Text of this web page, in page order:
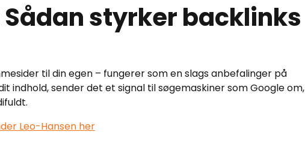
styrker backlinks
til din egen – fungerer som en slags anbefalinger på
indhold, sender det et signal til søgemaskiner som Google om,
Leo-Hansen her